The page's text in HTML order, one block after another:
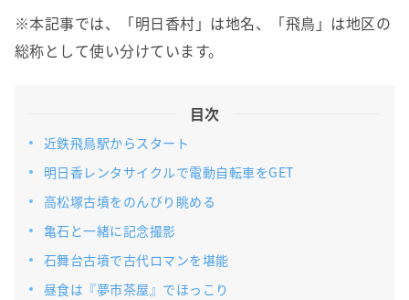
※本記事では、「明日香村」は地名、「飛鳥」は地区の
総称として使い分けています。
目次
近鉄飛鳥駅からスタート
明日香レンタサイクルで電動自転車をGET
高松塚古墳をのんびり眺める
亀石と一緒に記念撮影
石舞台古墳で古代ロマンを堪能
昼食は『夢市茶屋』でほっこり